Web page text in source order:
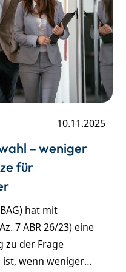
10.11.2025
– weniger
für
hat mit
7 ABR 26/23) eine
zu der Frage
wenn weniger